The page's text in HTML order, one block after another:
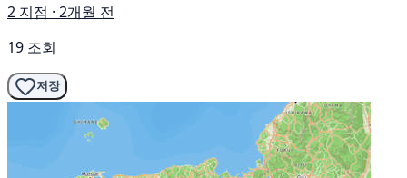
2 지점 · 2개월 전
19 조회
저장